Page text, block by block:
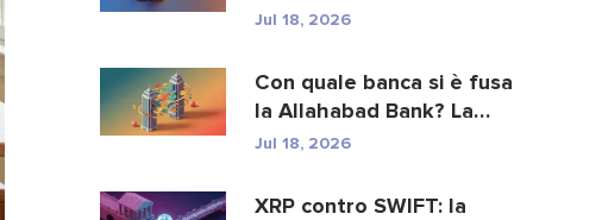
criptovalute: Bitcoin,
Jul 18, 2026
Con quale banca si è fusa
la Allahabad Bank? La
storia completa d...
Jul 18, 2026
XRP contro SWIFT: la